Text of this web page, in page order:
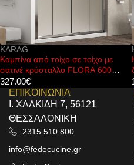
KARAG
Καμπίνα από τοίχο σε τοίχο με
διάφανο κρύσταλλο FLORA 500
Cromo KARAG 100x190cm
194.00
ΕΠΙΚΟΙΝΩΝΙΑ
Ι. ΧΑΛΚΙΔΗ 7, 56121
ΘΕΣΣΑΛΟΝΙΚΗ
2315 510 800
info@fedecucine.gr